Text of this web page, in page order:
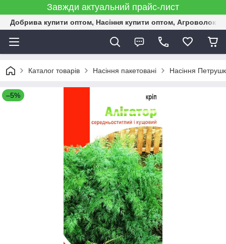
Завжди актуальний прайс-лист
Добрива купити оптом, Насіння купити оптом,
Каталог товарів Насіння пакетовані Насіння
–5%